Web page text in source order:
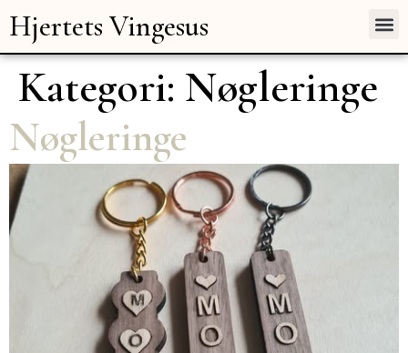
Hjertets Vingesus
Kategori: Nøgleringe
Nøgleringe